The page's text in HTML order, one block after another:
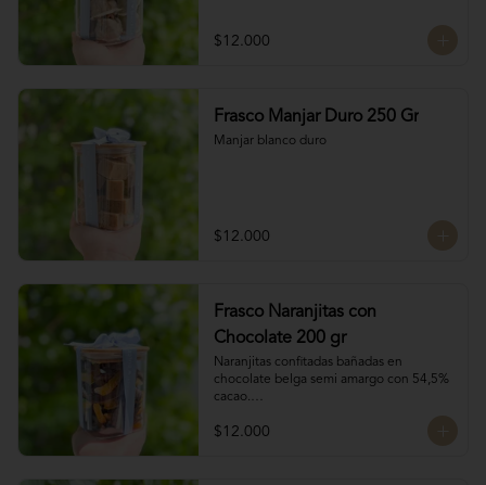
$12.000
Frasco Manjar Duro 250 Gr
Manjar blanco duro
$12.000
Frasco Naranjitas con
Chocolate 200 gr
Naranjitas confitadas bañadas en
chocolate belga semi amargo con 54,5%
cacao.
$12.000